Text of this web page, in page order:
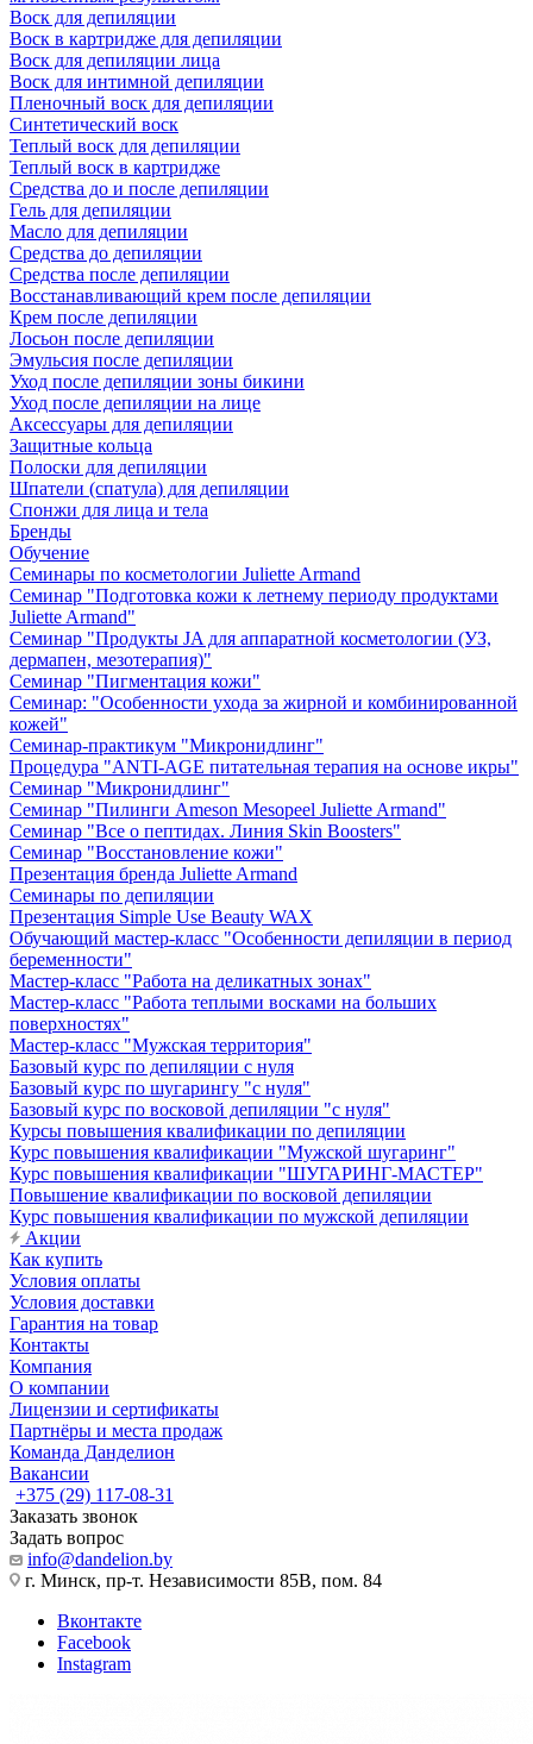
Воск для депиляции
Воск в картридже для депиляции
Воск для депиляции лица
Воск для интимной депиляции
Пленочный воск для депиляции
Синтетический воск
Теплый воск для депиляции
Теплый воск в картридже
Средства до и после депиляции
Гель для депиляции
Масло для депиляции
Средства до депиляции
Средства после депиляции
Восстанавливающий крем после депиляции
Крем после депиляции
Лосьон после депиляции
Эмульсия после депиляции
Уход после депиляции зоны бикини
Уход после депиляции на лице
Аксессуары для депиляции
Защитные кольца
Полоски для депиляции
Шпатели (спатула) для депиляции
Спонжи для лица и тела
Бренды
Обучение
Семинары по косметологии Juliette Armand
Семинар "Подготовка кожи к летнему периоду продуктами
Juliette Armand"
Семинар "Продукты JA для аппаратной косметологии (УЗ,
дермапен, мезотерапия)"
Семинар "Пигментация кожи"
Семинар: "Особенности ухода за жирной и комбинированной
кожей"
Семинар-практикум "Микронидлинг"
Процедура "ANTI-AGE питательная терапия на основе икры"
Семинар "Микронидлинг"
Семинар "Пилинги Ameson Mesopeel Juliette Armand"
Семинар "Все о пептидах. Линия Skin Boosters"
Семинар "Восстановление кожи"
Презентация бренда Juliette Armand
Семинары по депиляции
Презентация Simple Use Beauty WAX
Обучающий мастер-класс "Особенности депиляции в период
беременности"
Мастер-класс "Работа на деликатных зонах"
Мастер-класс "Работа теплыми восками на больших
поверхностях"
Мастер-класс "Мужская территория"
Базовый курс по депиляции с нуля
Базовый курс по шугарингу "с нуля"
Базовый курс по восковой депиляции "с нуля"
Курсы повышения квалификации по депиляции
Курс повышения квалификации "Мужской шугаринг"
Курс повышения квалификации "ШУГАРИНГ-МАСТЕР"
Повышение квалификации по восковой депиляции
Курс повышения квалификации по мужской депиляции
Акции
Как купить
Условия оплаты
Условия доставки
Гарантия на товар
Контакты
Компания
О компании
Лицензии и сертификаты
Партнёры и места продаж
Команда Данделион
Вакансии
+375 (29) 117-08-31
Заказать звонок
Задать вопрос
info@dandelion.by
г. Минск, пр-т. Независимости 85В, пом. 84
Вконтакте
Facebook
Instagram